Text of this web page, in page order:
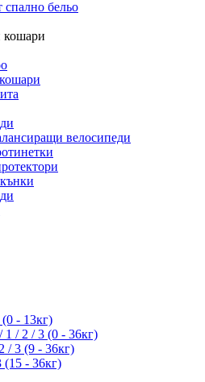
спално бельо
кошари
велосипеди
- 13кг)
1 / 2 / 3 (0 - 36кг)
/ 3 (9 - 36кг)
(15 - 36кг)